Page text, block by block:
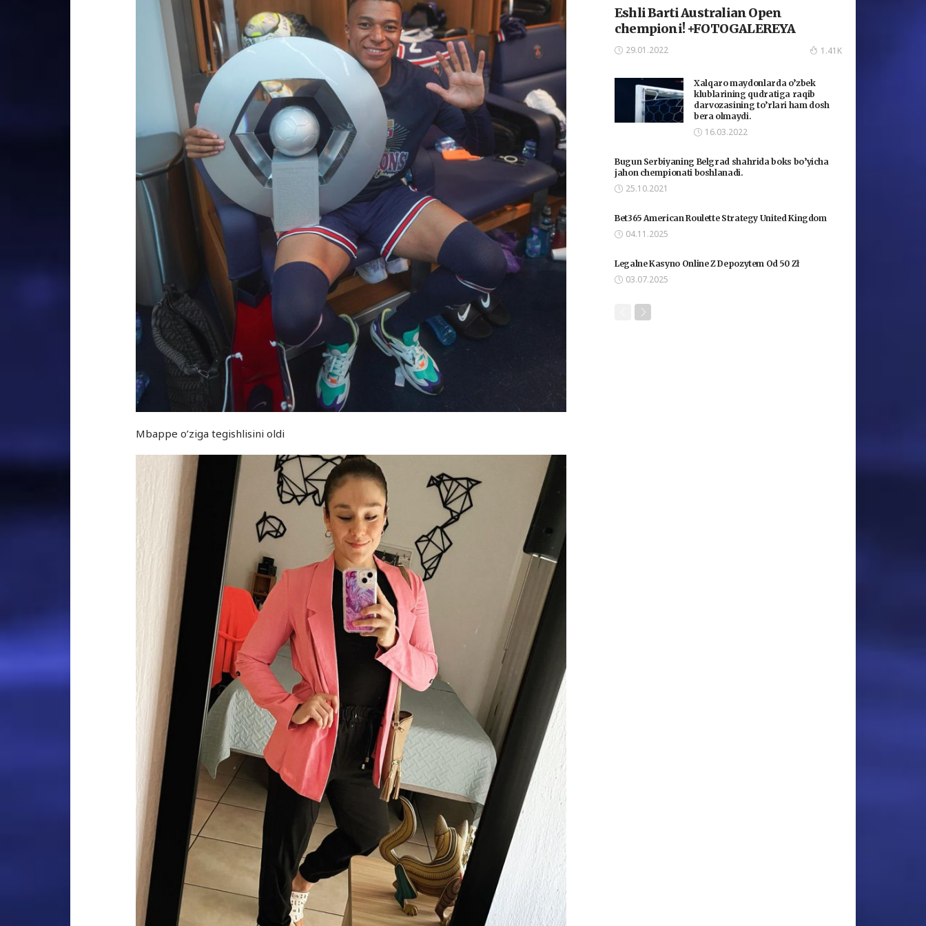
Mbappe o’ziga tegishlisini oldi
Eshli Barti Australian Open
chempioni! +FOTOGALEREYA
29.01.2022 1.41K
Xalqaro maydonlarda o’zbek
klublarining qudratiga raqib
darvozasining to’rlari ham dosh
bera olmaydi.
16.03.2022
Bugun Serbiyaning Belgrad shahrida boks bo’yicha
jahon chempionati boshlanadi.
25.10.2021
Bet365 American Roulette Strategy United Kingdom
04.11.2025
Legalne Kasyno Online Z Depozytem Od 50 Zł
03.07.2025